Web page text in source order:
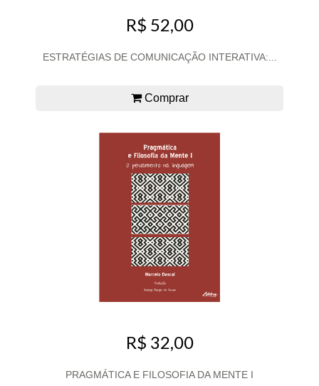
R$ 52,00
ESTRATÉGIAS DE COMUNICAÇÃO INTERATIVA:...
Comprar
R$ 32,00
PRAGMÁTICA E FILOSOFIA DA MENTE I